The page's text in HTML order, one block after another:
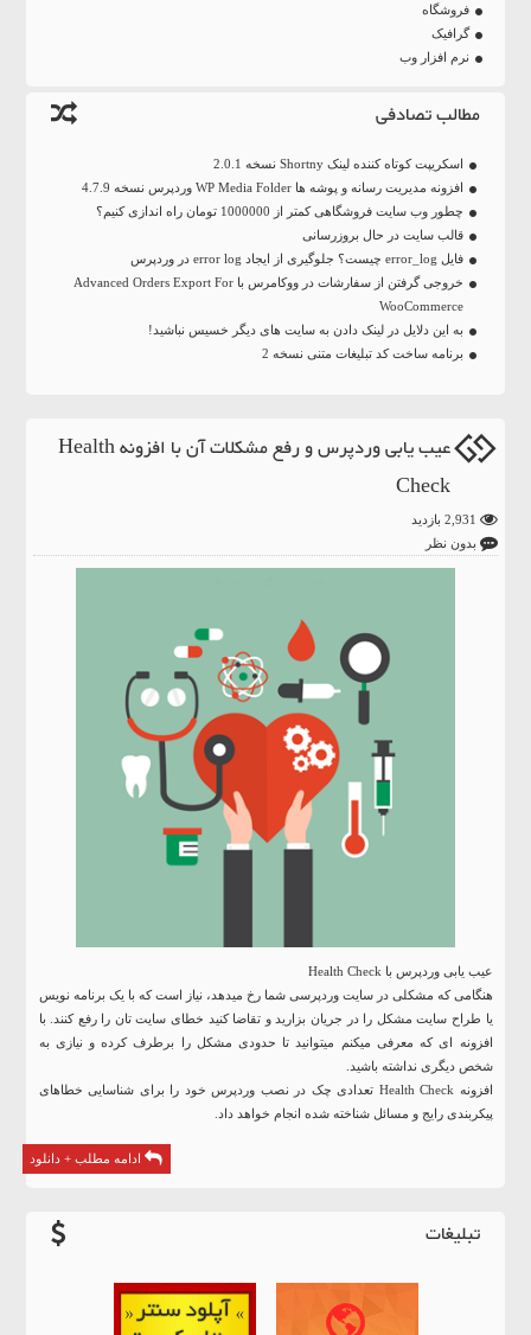
فروشگاه
گرافیک
نرم افزار وب
مطالب تصادفی
اسکریپت کوتاه کننده لینک Shortny نسخه 2.0.1
افزونه مدیریت رسانه و پوشه ها WP Media Folder وردپرس نسخه 4.7.9
چطور وب سایت فروشگاهی کمتر از 1000000 تومان راه اندازی کنیم؟
قالب سایت در حال بروزرسانی
فایل error_log چیست؟ جلوگیری از ایجاد error log در وردپرس
خروجی گرفتن از سفارشات در ووکامرس با Advanced Orders Export For
WooCommerce
به این دلایل در لینک دادن به سایت های دیگر خسیس نباشید!
برنامه ساخت کد تبلیغات متنی نسخه 2
عیب یابی وردپرس و رفع مشکلات آن با افزونه Health
Check
بدون نظر
عیب یابی وردپرس با Health Check
هنگامی که مشکلی در سایت وردپرسی شما رخ میدهد، نیاز است که با یک برنامه نویس
یا طراح سایت مشکل را در جریان بزارید و تقاضا کنید خطای سایت تان را رفع کنند. با
افزونه ای که معرفی میکنم میتوانید تا حدودی مشکل را برطرف کرده و نیازی به
شخص دیگری نداشته باشید.
افزونه Health Check تعدادی چک در نصب
وردپرس خود را برای شناسایی خطاهای
پیکربندی رایج و مسائل شناخته شده انجام خواهد داد.
ادامه مطلب + دانلود
تبلیغات